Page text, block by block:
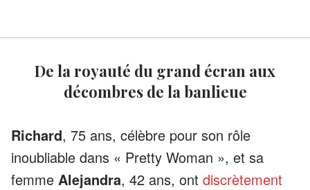
De la royauté du grand écran aux
décombres de la banlieue
Richard, 75 ans, célèbre pour son rôle
inoubliable dans « Pretty Woman », et sa
femme Alejandra, 42 ans, ont discrètement